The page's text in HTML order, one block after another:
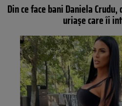
Din ce face bani Daniela
uriaşe care îi